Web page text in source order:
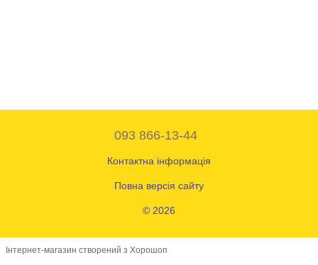
093 866-13-44
Контактна інформація
Повна версія сайту
© 2026
Інтернет-магазин створений з Хорошоп